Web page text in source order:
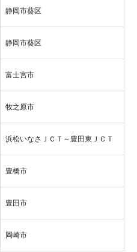
静岡市葵区
静岡市葵区
富士宮市
牧之原市
浜松いなさＪＣＴ～豊田東ＪＣＴ
豊橋市
豊田市
岡崎市